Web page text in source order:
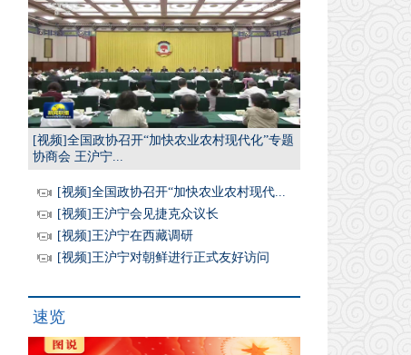
[视频]全国政协召开“加快农业农村现代化”专题
协商会 王沪宁...
[视频]全国政协召开“加快农业农村现代...
[视频]王沪宁会见捷克众议长
[视频]王沪宁在西藏调研
[视频]王沪宁对朝鲜进行正式友好访问
速览